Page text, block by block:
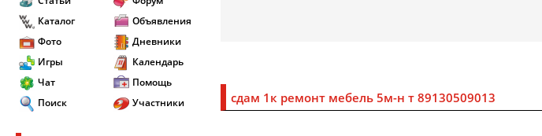
Каталог
Фото
Игры
Чат
Поиск
Объявления
Дневники
Календарь
Помощь
Участники
сдам 1к ремонт мебель 5м-н т 89130509013